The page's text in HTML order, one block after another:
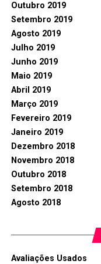
Outubro 2019
Setembro 2019
Agosto 2019
Julho 2019
Junho 2019
Maio 2019
Abril 2019
Março 2019
Fevereiro 2019
Janeiro 2019
Dezembro 2018
Novembro 2018
Outubro 2018
Setembro 2018
Agosto 2018
Avaliações Usados